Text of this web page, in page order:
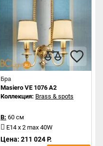
Бра
Masiero VE 1076 A2
Коллекция: Brass & spots
В: 60 см
E14 x 2 max 40W
Цена: 211 024 Р.